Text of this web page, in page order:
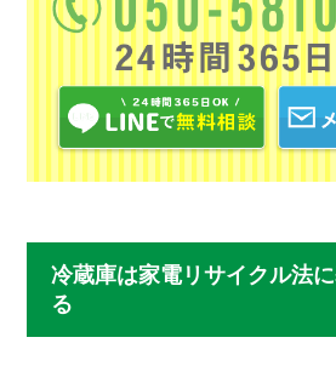
冷蔵庫は家電リサイクル法
る